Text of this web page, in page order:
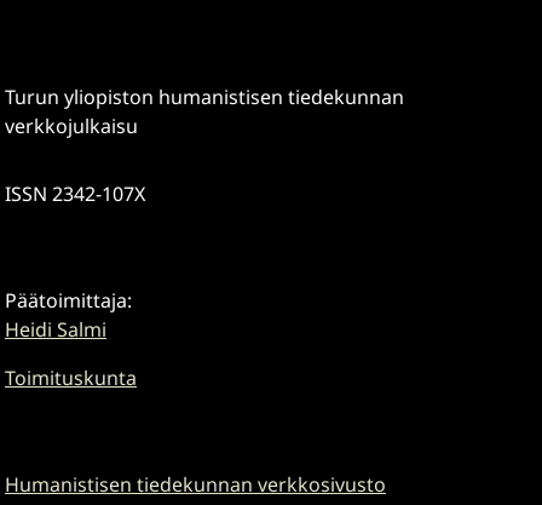
Turun yliopiston humanistisen tiedekunnan
verkkojulkaisu
ISSN 2342-107X
Päätoimittaja:
Heidi Salmi
Toimituskunta
Humanistisen tiedekunnan verkkosivusto